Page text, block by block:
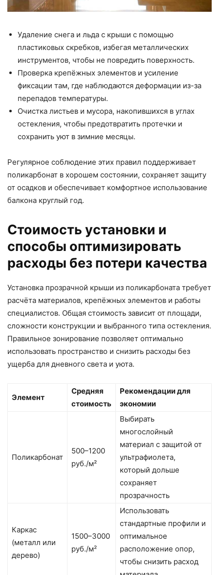
Удаление снега и льда с крыши с помощью
пластиковых скребков, избегая металлических
инструментов, чтобы не повредить поверхность.
Проверка крепёжных элементов и усиление
фиксации там, где наблюдаются деформации из-за
перепадов температуры.
Очистка листьев и мусора, накопившихся в углах
остекления, чтобы предотвратить протечки и
сохранить уют в зимние месяцы.
Регулярное соблюдение этих правил поддерживает
поликарбонат в хорошем состоянии, сохраняет защиту
от осадков и обеспечивает комфортное использование
балкона круглый год.
Стоимость установки и
способы оптимизировать
расходы без потери качества
Установка прозрачной крыши из поликарбоната требует
расчёта материалов, крепёжных элементов и работы
специалистов. Общая стоимость зависит от площади,
сложности конструкции и выбранного типа остекления.
Правильное зонирование позволяет оптимально
использовать пространство и снизить расходы без
ущерба для дневного света и уюта.
Элемент
Средняя
стоимость
Рекомендации для
экономии
Поликарбонат
500–1200
руб./м²
Выбирать
многослойный
материал с защитой от
ультрафиолета,
который дольше
сохраняет
прозрачность
Каркас
(металл или
дерево)
1500–3000
руб./м²
Использовать
стандартные профили и
оптимальное
расположение опор,
чтобы снизить расход